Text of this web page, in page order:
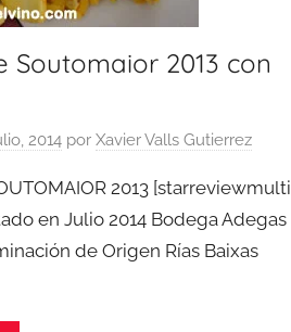
Soutomaior 2013 con
2014 por Xavier Valls Gutierrez
2013 [starreviewmulti
en Julio 2014 Bodega Adegas
de Origen Rías Baixas